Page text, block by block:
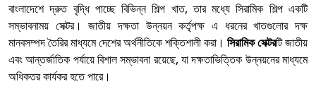
বাংলাদেশে দ্রুত বৃদ্ধি পাচ্ছে বিভিন্ন শিল্প খাত, তার মধ্যে সিরামিক শিল্প একটি
সম্ভাবনাময় সেক্টর। জাতীয় দক্ষতা উন্নয়ন কর্তৃপক্ষ এ ধরনের খাতগুলোর দক্ষ
মানবসম্পদ তৈরির মাধ্যমে দেশের অর্থনীতিকে শক্তিশালী করা। সিরামিক সেক্টরটি জাতীয়
এবং আন্তর্জাতিক পর্যায়ে বিশাল সম্ভাবনা রয়েছে, যা দক্ষতাভিত্তিক উন্নয়নের মাধ্যমে
অধিকতর কার্যকর হতে পারে।